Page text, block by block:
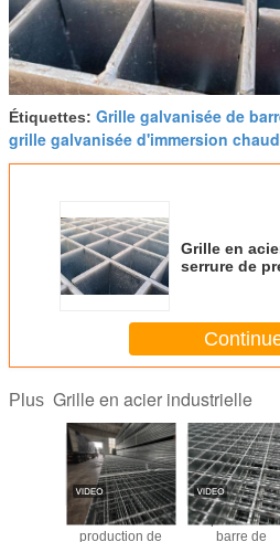
Étiquettes: Grille galvanisée de
grille galvanisée d'immersion
Grille en
serrure de
Plus Grille en acier industrielle
Méthode de
production de
Épaisseur de
barre de